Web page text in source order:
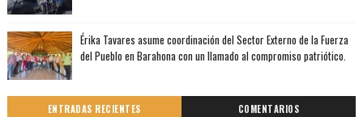
Érika Tavares asume coordinación del Sector Externo de la Fuerza
del Pueblo en Barahona con un llamado al compromiso patriótico.
ENTRADAS RECIENTES COMENTARIOS